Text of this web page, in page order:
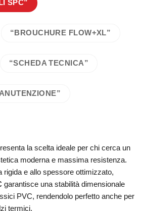
SPC”
“BROUCHURE FLOW+XL”
“SCHEDA TECNICA”
la scelta ideale per chi cerca un
moderna e massima resistenza.
rigida e allo spessore ottimizzato,
garantisce una stabilità dimensionale
PVC, rendendolo perfetto anche per
termici.